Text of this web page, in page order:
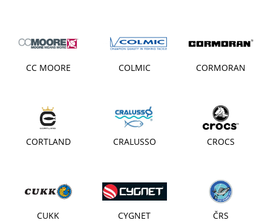
CC MOORE COLMIC CORMORAN
CORTLAND CRALUSSO CROCS
CUKK CYGNET ČRS